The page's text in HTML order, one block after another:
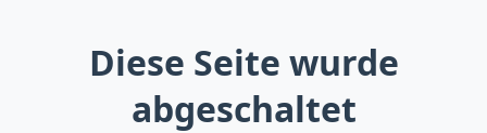
Diese Seite wurde
abgeschaltet